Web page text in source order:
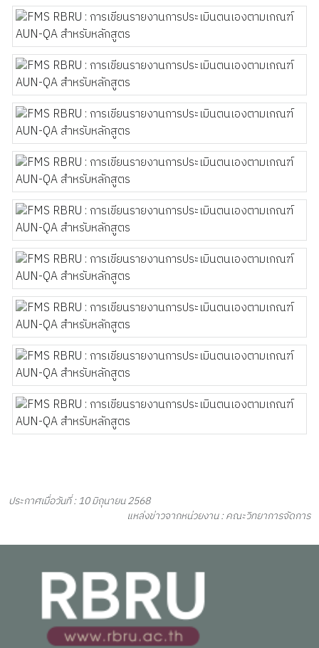
ประกาศเมื่อวันที่ : 10 มิถุนายน 2568
แหล่งข่าวจากหน่วยงาน : คณะวิทยาการจัดการ